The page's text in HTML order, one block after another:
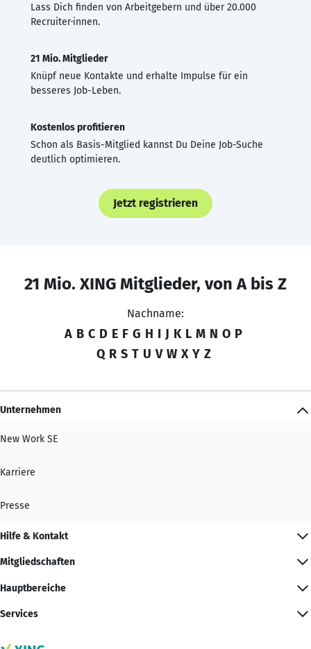
Lass Dich finden von Arbeitgebern und über 20.000
Recruiter·innen.
21 Mio. Mitglieder
Knüpf neue Kontakte und erhalte Impulse für ein
besseres Job-Leben.
Kostenlos profitieren
Schon als Basis-Mitglied kannst Du Deine Job-Suche
deutlich optimieren.
Jetzt registrieren
21 Mio. XING Mitglieder, von A bis Z
Nachname:
A B C D E F G H I J K L M N O P
Q R S T U V W X Y Z
Unternehmen
New Work SE
Karriere
Presse
Hilfe & Kontakt
Mitgliedschaften
Hauptbereiche
Services